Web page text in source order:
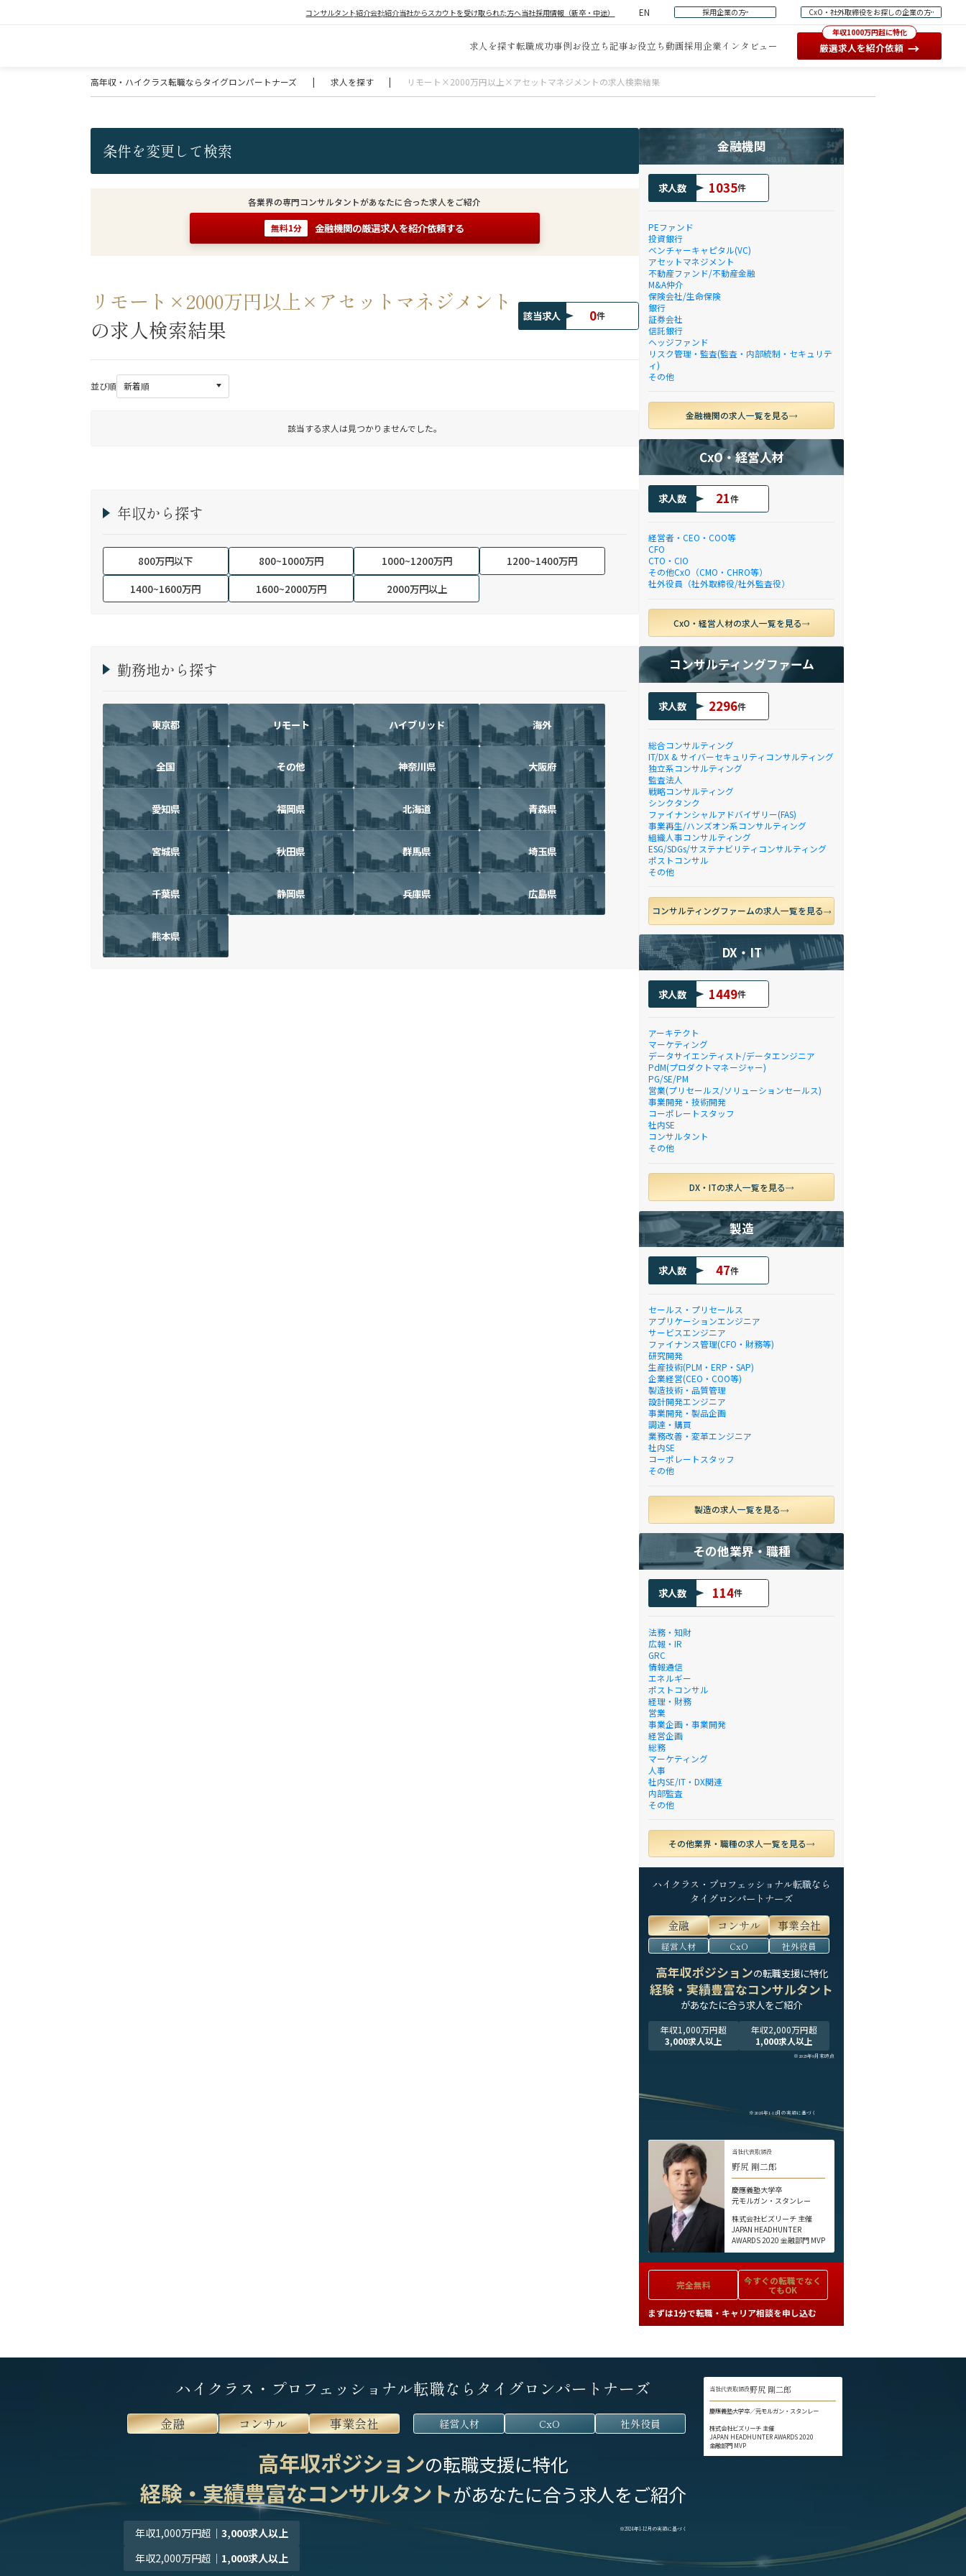
コンサルタント紹介会社紹介当社からスカウトを受け取られた方へ当社採用情報（新卒・中途） EN 採用企業の方 CxO・社外取締役をお探しの企業の方
求人を探す転職成功事例お役立ち記事お役立ち動画採用企業インタビュー
年収1000万円超に特化
厳選求人を紹介依頼 →
高年収・ハイクラス転職ならタイグロンパートナーズ | 求人を探す | リモート×2000万円以上×アセットマネジメントの求人検索結果
条件を変更して検索
各業界の専門コンサルタントがあなたに合った求人をご紹介
無料1分 金融機関の厳選求人を紹介依頼する
リモート×2000万円以上×アセットマネジメント
の求人検索結果
該当求人 0件
並び順
該当する求人は見つかりませんでした。
年収から探す
800万円以下 800~1000万円 1000~1200万円
1200~1400万円
1400~1600万円
1600~2000万円 2000万円以上
勤務地から探す
東京都 リモート ハイブリッド 海外
全国 その他 神奈川県 大阪府
愛知県 福岡県 北海道 青森県
宮城県 秋田県 群馬県 埼玉県
千葉県 静岡県 兵庫県 広島県
熊本県
金融機関
求人数 1035件
PEファンド
投資銀行
ベンチャーキャピタル(VC)
アセットマネジメント
不動産ファンド/不動産金融
M&A仲介
保険会社/生命保険
銀行
証券会社
信託銀行
ヘッジファンド
リスク管理・監査(監査・内部統制・セキュリテ
ィ)
その他
金融機関の求人一覧を見る
CxO・経営人材
求人数 21件
経営者・CEO・COO等
CFO
CTO・CIO
その他CxO（CMO・CHRO等）
社外役員（社外取締役/社外監査役）
CxO・経営人材の求人一覧を見る
コンサルティングファーム
求人数 2296件
総合コンサルティング
IT/DX & サイバーセキュリティコンサルティング
独立系コンサルティング
監査法人
戦略コンサルティング
シンクタンク
ファイナンシャルアドバイザリー(FAS)
事業再生/ハンズオン系コンサルティング
組織人事コンサルティング
ESG/SDGs/サステナビリティコンサルティング
ポストコンサル
その他
コンサルティングファームの求人一覧を見る
DX・IT
求人数 1449件
アーキテクト
マーケティング
データサイエンティスト/データエンジニア
PdM(プロダクトマネージャー)
PG/SE/PM
営業(プリセールス/ソリューションセールス)
事業開発・技術開発
コーポレートスタッフ
社内SE
コンサルタント
その他
DX・ITの求人一覧を見る
製造
求人数 47件
セールス・プリセールス
アプリケーションエンジニア
サービスエンジニア
ファイナンス管理(CFO・財務等)
研究開発
生産技術(PLM・ERP・SAP)
企業経営(CEO・COO等)
製造技術・品質管理
設計開発エンジニア
事業開発・製品企画
調達・購買
業務改善・変革エンジニア
社内SE
コーポレートスタッフ
その他
製造の求人一覧を見る
その他業界・職種
求人数 114件
法務・知財
広報・IR
GRC
情報通信
エネルギー
ポストコンサル
経理・財務
営業
事業企画・事業開発
経営企画
総務
マーケティング
人事
社内SE/IT・DX関連
内部監査
その他
その他業界・職種の求人一覧を見る
ハイクラス・プロフェッショナル転職なら
タイグロンパートナーズ
金融 コンサル 事業会社
経営人材 CxO 社外役員
高年収ポジションの転職支援に特化
経験・実績豊富なコンサルタント
があなたに合う求人をご紹介
年収1,000万円超
3,000求人以上
年収2,000万円超
1,000求人以上
※2025年9月末時点
※2024年1-12月の実績に基づく
当社代表取締役
野尻 剛二郎
慶應義塾大学卒
元モルガン・スタンレー
株式会社ビズリーチ 主催
JAPAN HEADHUNTER
AWARDS 2020 金融部門 MVP
完全無料 今すぐの転職でなく
てもOK
まずは1分で転職・キャリア相談を申し込む
ハイクラス・プロフェッショナル転職ならタイグロンパートナーズ
金融 コンサル 事業会社 経営人材 CxO 社外役員
高年収ポジションの転職支援に特化
経験・実績豊富なコンサルタントがあなたに合う求人をご紹介
年収1,000万円超 ｜3,000求人以上
年収2,000万円超 ｜ 1,000求人以上
※2024年1-12月の実績に基づく
当社代表取締役野尻 剛二郎
慶應義塾大学卒／元モルガン・スタンレー
株式会社ビズリーチ 主催
JAPAN HEADHUNTER AWARDS 2020
金融部門 MVP